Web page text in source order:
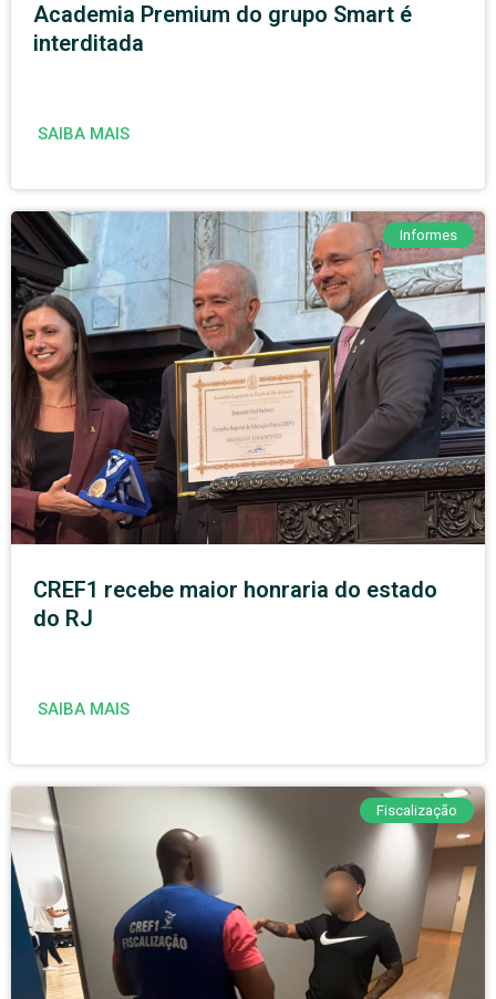
Academia Premium do grupo Smart é
interditada
SAIBA MAIS
Informes
CREF1 recebe maior honraria do estado
do RJ
SAIBA MAIS
Fiscalização